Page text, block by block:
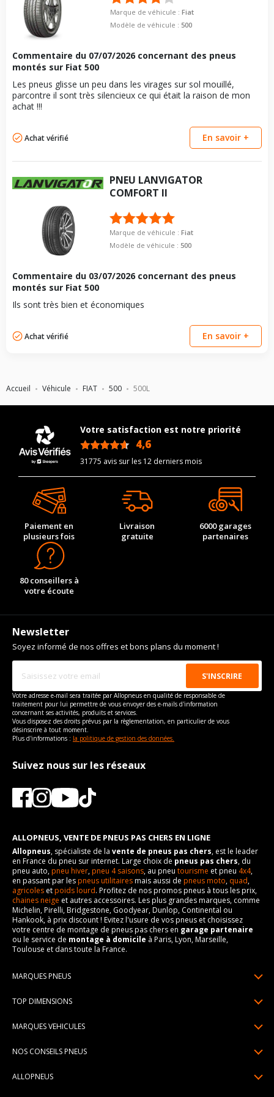
Accueil Véhicule FIAT 500 500L
Marque de véhicule : Fiat
Modèle de véhicule : 500
Commentaire du 07/07/2026 concernant des pneus
montés sur Fiat 500
Les pneus glisse un peu dans les virages sur sol mouillé,
parcontre il sont très silencieux ce qui était la raison de mon
achat !!!
Achat vérifié En savoir +
PNEU LANVIGATOR
COMFORT II
Marque de véhicule : Fiat
Modèle de véhicule : 500
Commentaire du 03/07/2026 concernant des pneus
montés sur Fiat 500
Ils sont très bien et économiques
Achat vérifié En savoir +
Votre satisfaction est notre priorité
4,6
31775 avis sur les 12 derniers mois
Paiement en
plusieurs fois
Livraison
gratuite
6000 garages
partenaires
80 conseillers à
votre écoute
Newsletter
Soyez informé de nos offres et bons plans du moment !
Votre adresse e-mail sera traitée par Allopneus en qualité de responsable de
traitement pour lui permettre de vous envoyer des e-mails d'information
concernant ses activités, produits et services.
Vous disposez des droits prévus par la règlementation, en particulier de vous
désinscrire à tout moment.
Plus d'informations : la politique de gestion des données.
Suivez nous sur les réseaux
ALLOPNEUS, VENTE DE PNEUS PAS CHERS EN LIGNE
Allopneus, spécialiste de la vente de pneus pas chers, est le leader
en France du pneu sur internet. Large choix de pneus pas chers, du
pneu auto,pneu hiver,pneu 4 saisons, au pneu tourisme et pneu 4x4,
en passant par lespneus utilitairesmais aussi de pneus moto, quad,
agricoles etpoids lourd. Profitez de nos promos pneus à tous les prix,
chaines neige et autres accessoires. Les plus grandes marques, comme
Michelin, Pirelli, Bridgestone, Goodyear, Dunlop, Continental ou
Hankook, à prix discount ! Evitez l'usure de vos pneus et choisissez
votre centre de montage de pneus pas chers en garage partenaire
ou le service de montage à domicile à Paris, Lyon, Marseille,
Toulouse et dans toute la France.
MARQUES PNEUS
Pneus Continental
Pneus Hankook
TOP DIMENSIONS
195/65R15
MARQUES VEHICULES
Peugeot
NOS CONSEILS PNEUS
ALLOPNEUS